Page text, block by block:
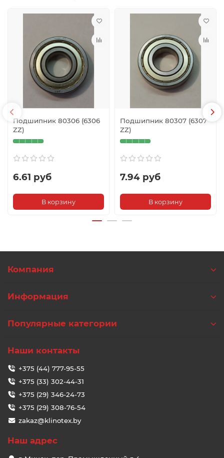
Подшипник 80306 (6306
ZZ)
6.61 руб
В корзину
Подшипник 80307 (6307
ZZ)
7.94 руб
В корзину
Компания
Информация
Популярные категории
Наши контакты
+375 (44) 777-95-55
+375 (33) 302-44-31
+375 (29) 346-24-73
+375 (29) 308-76-54
zakaz@klinotex.by
Наш адрес